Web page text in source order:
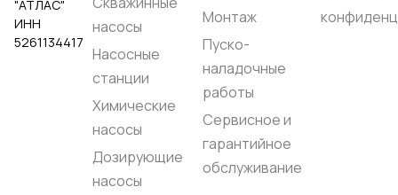
"АТЛАС"
ИНН
5261134417
насосы
Насосные
станции
Химические
насосы
Дозирующие
насосы
Монтаж
Пуско-
наладочные
работы
Сервисное и
гарантийное
обслуживание